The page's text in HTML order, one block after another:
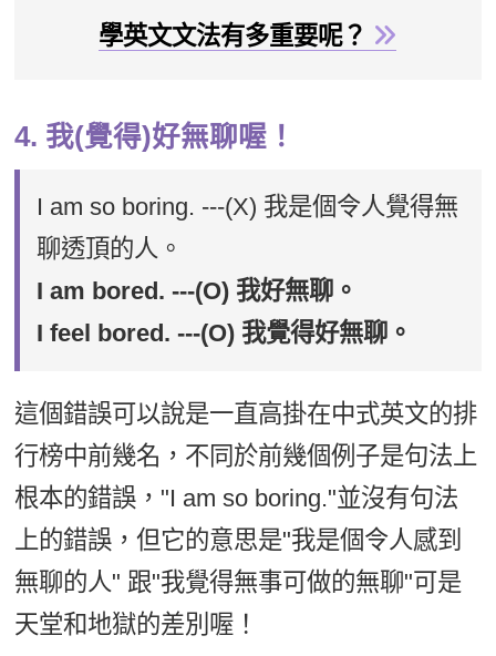
學英文文法有多重要呢？
4. 我(覺得)好無聊喔！
I am so boring. ---(X) 我是個令人覺得無
聊透頂的人。
I am bored. ---(O) 我好無聊。
I feel bored. ---(O) 我覺得好無聊。
這個錯誤可以說是一直高掛在中式英文的排
行榜中前幾名，不同於前幾個例子是句法上
根本的錯誤，"I am so boring."並沒有句法
上的錯誤，但它的意思是"我是個令人感到
無聊的人" 跟"我覺得無事可做的無聊"可是
天堂和地獄的差別喔！